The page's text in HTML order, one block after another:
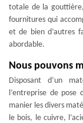
totale de la
fournitures qui
et de bien d’autres
abordable.
Nous pouvons
Disposant d’un
l’entreprise de
manier les divers
le bois, le cuivre,